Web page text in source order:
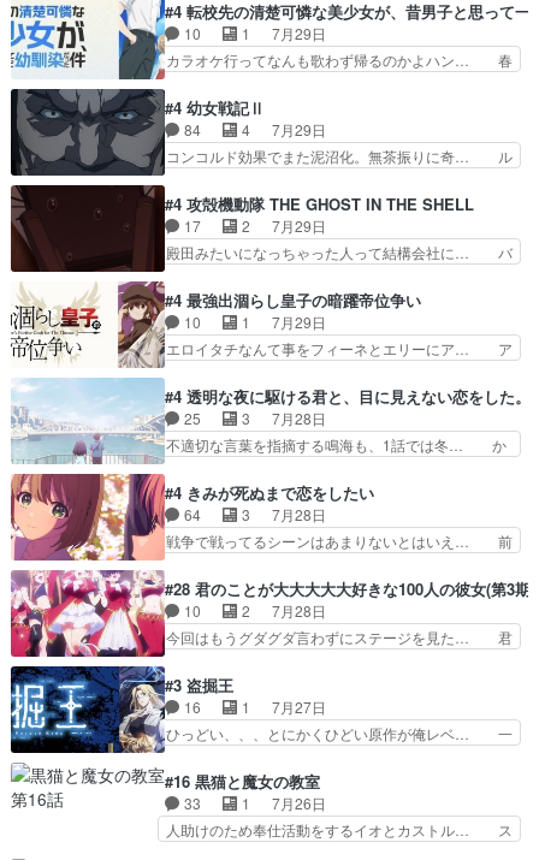
ストに向けて勉強会！美緒ちゃ… 受験勉強と戦闘
の2択なら戦闘を選ぶ娘w美… 勉強嫌いでバトル
を選ぶって、ひぐらしの沙…
れない爺さんには夢が詰まってると思う… クル
ニ、ヘンブリッツ、ミュイと一緒におっ… 帰省、
お供ヒロインはクルニ。順番的には確… 父親から
手紙が来た。サーベルボアの退治の… ここでヘン
家に帰ることに・ベリルはミュ… おっさんの親と
なるとお爺ちゃんだよね孫扱… ・ベリル、実家に
帰ることに・ベリルはミュ…
#4 転校先の清楚可憐な美少女が、昔男子と思って一
10 1
7月29日
カラオケ行ってなんも歌わず帰るのかよハン… 春
やらあの女優さんが春希のお母さんのよ… 春希ち
ゃん姫ちゃんに野菜の子も凄え可愛い… 隼人くん
のスマホを買いに行ってたけど完全… 第４話を
U-NEXTで視聴しました。視聴… スマホを買うた
見始めてたけどなんだかん… いきなりシリアス展
開ぶち込んでくるじゃん… 春希の家庭事情は複
雑。食事とか隼人が親身…
#4 幼女戦記Ⅱ
84 4
7月29日
コンコルド効果でまた泥沼化。無茶振りに奇… ル
グを更新しました!!宜しければ、是非… 計画通り
にはいかないね笑やり遂げた(ほぼ… 今回もター
ニャに不都合なことがあったりし… 白髪の男性が
語った家族を失った喪無感が、… 連邦に対して有
油を注ぐターニャの勝利軍… 犠牲を払っても良い
ならお前たちが前線へ行… 戦闘がアッサリし過ぎ
じゃない？戦争がメイ…
#4 攻殻機動隊 THE GHOST IN THE SHELL
17 2
7月29日
殿田みたいになっちゃった人って結構会社に… バ
見た目もうただのロボでしかないんだよ… 俺らの
汗拭きそりゃいやだろwwバトー＆ト… イノセン
スの元となった回だけど、ガイノイ… アダム・リ
ンクやジェイムスン(教授)型サ… アンドロイドも
センスの土台になったエピ… コミカルなのにも慣
れてきました。１話でし… ロボットの反乱は今と
なっては良くある話し…
#4 最強出涸らし皇子の暗躍帝位争い
10 1
7月29日
エロイタチなんて事をフィーネとエリーにア… ア
スターを呼ぶ笛？黒幕は狩猟祭とは関係… 平凡な
少女に見える眼鏡w眼鏡属性は持ち合… 神アニ
メ、ケテーイ！「騎士狩猟祭、前夜の… フィーネ
がアルノルトに活躍してもらいたが… 第４話を
とフィーネの２度目のデート出… マジできな臭い
ぞ帝位争い。姉からの刺客を… ふぃーねと町の様
子を見に行ったら町中で窃…
#4 透明な夜に駆ける君と、目に見えない恋をした。
25 3
7月28日
不適切な言葉を指摘する鳴海も、1話では冬… か
接していいのかわからず戸惑うかけるも… 盲目だ
と相手の表情も分からないからどう思… 今期のバ
ックナンバーみたいなOPアニメ。… 初デートで
冬月を笑わせようとする姿も冬月… 特に大きな事
を笑わせようとする姿も冬月… 3話までは主人公
がどうでもいいことでずっ… 花火購入に浅草へ…
行き当たりばったり訪問…
#4 きみが死ぬまで恋をしたい
64 3
7月28日
戦争で戦ってるシーンはあまりないとはいえ… 前
の存在で揺らぐ14クラス約束された死… ミミの
秘密をあっさり受け入れたのは拍子抜… 蘇生魔法
って下衆い国なら進退窮まったら手… 蘇生魔法ヤ
バイけどミミいなかったら詰んで… アニメオタク
うございました！アリとセイ… ごめん、そういう
話がしたい作品じゃないの… 第４話感想：その口
止め効果あるかな？ミミ…
#28 君のことが大大大大大好きな100人の彼女(第3期)
10 2
7月28日
今回はもうグダグダ言わずにステージを見た… 君
カノ版ラブライブ！？こういうのは人… 俺、みん
なのレッスン動画をDVDが焼きき… アナウンス
役で出演いたしましたみんなのア… 恋太郎ファミ
リーがガチでアイドルに挑戦！… ギャグギャグし
カノGirlfrien… 『アイドル伝説恋太郎ファミリ
ー』にて「ア… 安木路佐ウル子役で出演いたしま
したクォリ…
#3 盗掘王
16 1
7月27日
ひっどい、、、とにかくひどい原作が俺レベ… 一
美咲さんと言えば幼女！アイマスの市原… 遼河は
目的の為には人命も軽視するタイプの… 4つのス
キルが揃う。広い墓を捜索中、遼河… 村正はそん
なおどろおどろしいエピソードあ… 気持ちよくし
#16 黒猫と魔女の教室
33 1
7月26日
人助けのため奉仕活動をするイオとカストル… ス